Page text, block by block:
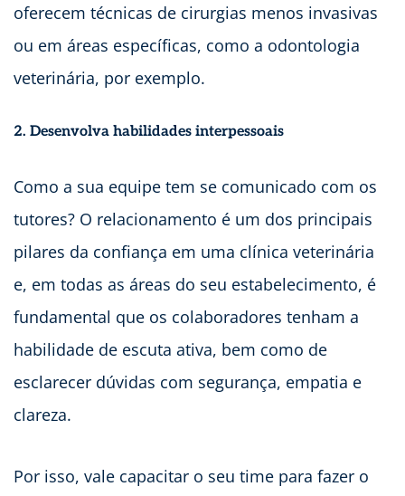
oferecem técnicas de cirurgias menos invasivas
ou em áreas específicas, como a odontologia
veterinária, por exemplo.
2. Desenvolva habilidades interpessoais
Como a sua equipe tem se comunicado com os
tutores? O relacionamento é um dos principais
pilares da confiança em uma clínica veterinária
e, em todas as áreas do seu estabelecimento, é
fundamental que os colaboradores tenham a
habilidade de escuta ativa, bem como de
esclarecer dúvidas com segurança, empatia e
clareza.
Por isso, vale capacitar o seu time para fazer o